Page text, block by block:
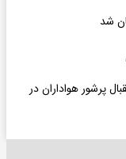
شد
پرشور هواداران در